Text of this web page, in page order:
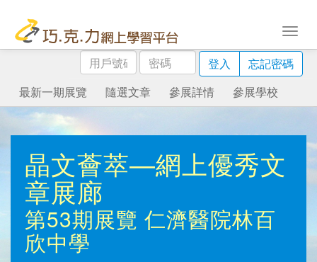
用
戶
號
碼
密
碼
登入
忘記密碼
最新一期展覽
隨選文章 參展詳情 參展學校
晶文薈萃—網上優秀文
章展廊
第53期展覽 仁濟醫院林百
欣中學